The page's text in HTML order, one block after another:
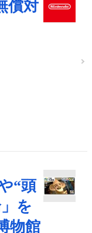
償対
“頭
を
物館